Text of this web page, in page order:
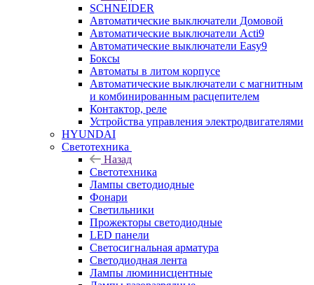
SCHNEIDER
Автоматические выключатели Домовой
Автоматические выключатели Acti9
Автоматические выключатели Easy9
Боксы
Автоматы в литом корпусе
Автоматические выключатели с магнитным
и комбинированным расцепителем
Контактор, реле
Устройства управления электродвигателями
HYUNDAI
Светотехника
Назад
Светотехника
Лампы светодиодные
Фонари
Светильники
Прожекторы светодиодные
LED панели
Светосигнальная арматура
Светодиодная лента
Лампы люминисцентные